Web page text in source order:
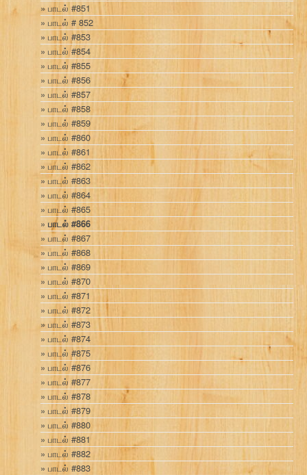
பாடல் #851
பாடல் # 852
பாடல் #853
பாடல் #854
பாடல் #855
பாடல் #856
பாடல் #857
பாடல் #858
பாடல் #859
பாடல் #860
பாடல் #861
பாடல் #862
பாடல் #863
பாடல் #864
பாடல் #865
பாடல் #866
பாடல் #867
பாடல் #868
பாடல் #869
பாடல் #870
பாடல் #871
பாடல் #872
பாடல் #873
பாடல் #874
பாடல் #875
பாடல் #876
பாடல் #877
பாடல் #878
பாடல் #879
பாடல் #880
பாடல் #881
பாடல் #882
பாடல் #883